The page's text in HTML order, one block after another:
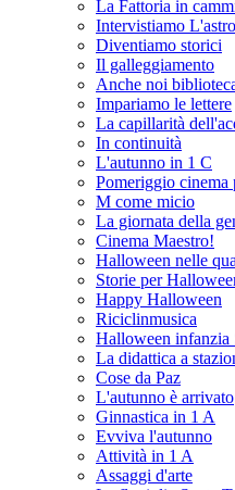
La Fattoria in
Intervistiamo
Diventiamo storici
Il galleggiamento
Anche noi
Impariamo le lettere
La capillarità
In continuità
L'autunno in 1 C
Pomeriggio cinema
M come micio
La giornata della
Cinema Maestro!
Halloween nelle
Storie per
Happy Halloween
Riciclinmusica
Halloween infanzia
La didattica a
Cose da Paz
L'autunno è arrivato
Ginnastica in 1 A
Evviva l'autunno
Attività in 1 A
Assaggi d'arte